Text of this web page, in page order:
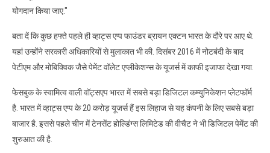
योगदान किया जाए."
बता दें कि कुछ हफ्ते पहले ही व्हाट्स एप्प फाउंडर ब्रायन एक्टन भारत के दौरे पर आए थे.
यहां उन्होंने सरकारी अधिकारियों से मुलाकात भी की. दिसंबर 2016 में नोटबंदी के बाद
पेटीएम और मोबिक्विक जैसे पेमेंट वॉलेट एप्लीकेशन्स के यूजर्स में काफी इजाफा देखा गया.
फेसबुक के स्वामित्व वाली वॉट्सएप भारत में सबसे बड़ा डिजिटल कम्युनिकेशन प्लेटफॉर्म
है. भारत में व्हाट्स एप्प के 20 करोड़ यूजर्स हैं इस लिहाज से यह कंपनी के लिए सबसे बड़ा
बाजार है. इससे पहले चीन में टेनसेंट होल्डिंग्‍स लिमिटेड की वीचैट ने भी डिजिटल पेमेंट की
शुरुआत की है.